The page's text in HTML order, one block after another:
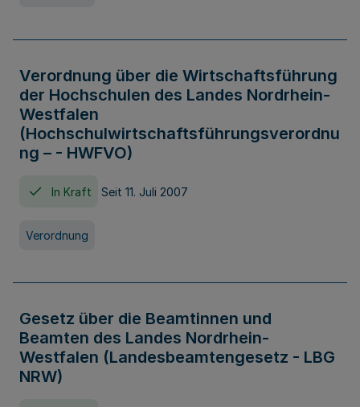
Verordnung über die Wirtschaftsführung
der Hochschulen des Landes Nordrhein-
Westfalen
(Hochschulwirtschaftsführungsverordnu
ng – - HWFVO)
In Kraft Seit 11. Juli 2007
Verordnung
Gesetz über die Beamtinnen und
Beamten des Landes Nordrhein-
Westfalen (Landesbeamtengesetz - LBG
NRW)